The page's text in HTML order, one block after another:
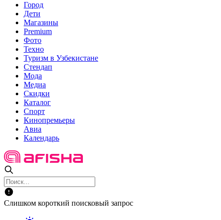
Город
Дети
Магазины
Premium
Фото
Техно
Туризм в Узбекистане
Стендап
Мода
Медиа
Скидки
Каталог
Спорт
Кинопремьеры
Авиа
Календарь
Слишком короткий поисковый запрос